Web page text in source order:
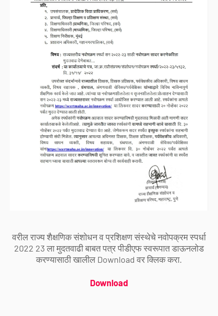
वरील राज्य शैक्षणिक संशोधन व प्रशिक्षण संस्थेचे नवोपक्रम स्पर्धा
2022 23 ला मुदतवाढी बाबत पत्र पीडीएफ स्वरूपात डाऊनलोड
करण्यासाठी खालील Download वर क्लिक करा.
Download